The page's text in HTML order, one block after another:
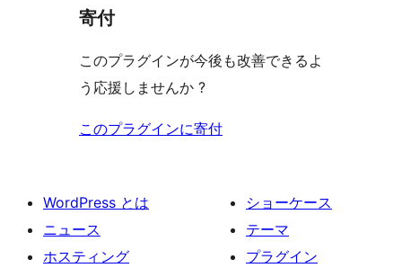
寄付
このプラグインが今後も改善できるよ
う応援しませんか ?
このプラグインに寄付
WordPress とは
ニュース
ホスティング
ショーケース
テーマ
プラグイン